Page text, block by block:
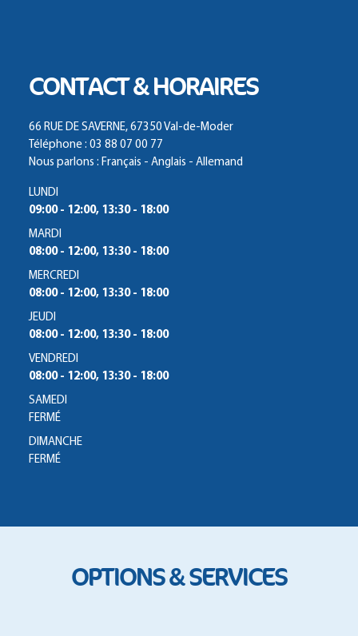
CONTACT & HORAIRES
66 RUE DE SAVERNE, 67350 Val-de-Moder
Téléphone : 03 88 07 00 77
Nous parlons : Français - Anglais - Allemand
LUNDI
09:00 - 12:00, 13:30 - 18:00
MARDI
08:00 - 12:00, 13:30 - 18:00
MERCREDI
08:00 - 12:00, 13:30 - 18:00
JEUDI
08:00 - 12:00, 13:30 - 18:00
VENDREDI
08:00 - 12:00, 13:30 - 18:00
SAMEDI
FERMÉ
DIMANCHE
FERMÉ
OPTIONS & SERVICES